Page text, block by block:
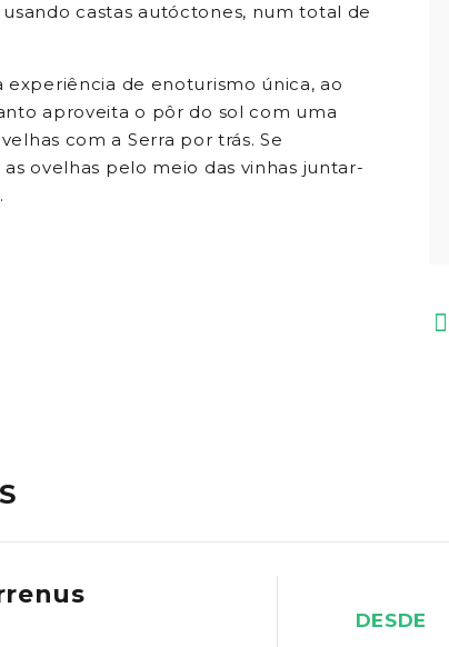
castas autóctones, num total de
experiência de enoturismo única, ao
aproveita o pôr do sol com uma
com a Serra por trás. Se
ovelhas pelo meio das vinhas juntar-
DESDE